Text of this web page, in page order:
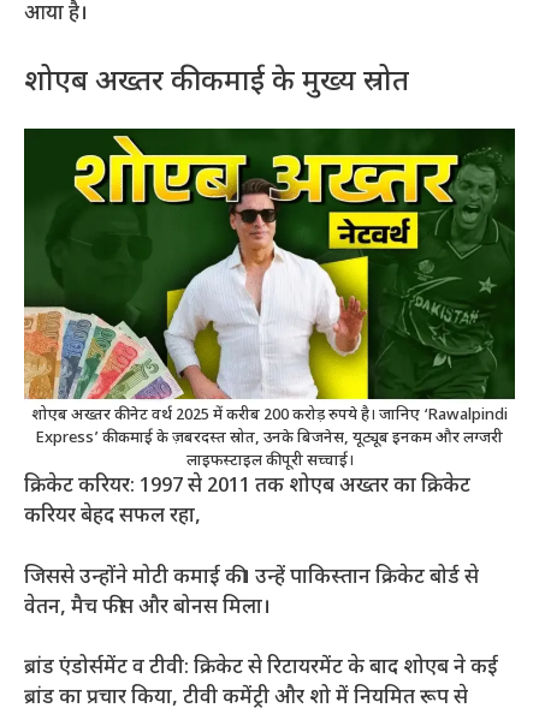
आया है।
शोएब अख्तर की कमाई के मुख्य स्रोत
शोएब अख्तर की नेट वर्थ 2025 में करीब 200 करोड़ रुपये है। जानिए ‘Rawalpindi
Express’ की कमाई के ज़बरदस्त स्रोत, उनके बिजनेस, यूट्यूब इनकम और लग्जरी
लाइफस्टाइल की पूरी सच्चाई।
क्रिकेट करियर: 1997 से 2011 तक शोएब अख्तर का क्रिकेट
करियर बेहद सफल रहा,
जिससे उन्होंने मोटी कमाई की। उन्हें पाकिस्तान क्रिकेट बोर्ड से
वेतन, मैच फीस और बोनस मिला।
ब्रांड एंडोर्समेंट व टीवी: क्रिकेट से रिटायरमेंट के बाद शोएब ने कई
ब्रांड का प्रचार किया, टीवी कमेंट्री और शो में नियमित रूप से